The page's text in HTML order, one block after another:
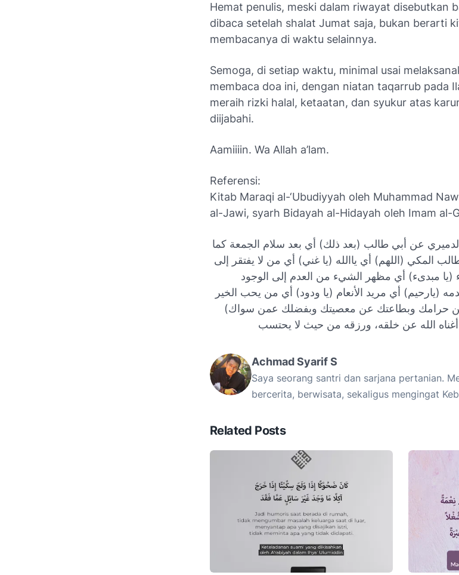
Hemat penulis, meski dalam riwayat disebutkan
dibaca setelah shalat Jumat saja, bukan berarti
membacanya di waktu selainnya.
Semoga, di setiap waktu, minimal usai
membaca doa ini, dengan niatan taqarrub pada
meraih rizki halal, ketaatan, dan syukur atas
diijabahi.
Aamiiiin. Wa Allah a’lam.
Referensi:
Kitab Maraqi al-‘Ubudiyyah oleh Muhammad
al-Jawi, syarh Bidayah al-Hidayah oleh Imam al-
عن أبي طالب (بعد ذلك) أي بعد سلام الجمعة كما
المكي (اللهم) أي ياالله (يا غني) أي من لا يفتقر إلى
(يا مبدىء) أي مظهر الشيء من العدم إلى الوجود
(يارحيم) أي مريد الأنعام (يا ودود) أي من يحب الخير
عن حرامك وبطاعتك عن معصيتك وبفضلك عمن سواك)
الله عن خلقه، ورزقه من حيث لا يحتسب
Achmad Syarif S
Saya seorang santri dan sarjana pertanian.
bercerita, berwisata, sekaligus mengingat
Related Posts